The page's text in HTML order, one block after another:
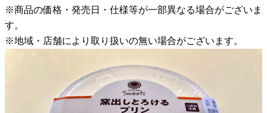
※商品の価格・発売日・仕様等が一部異なる場合がございま
す。
※地域・店舗により取り扱いの無い場合がございます。